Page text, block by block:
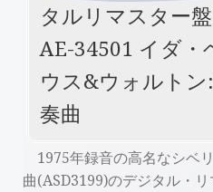
タルリマスター盤
AE-34501 イダ・
ウス&ウォルト
奏曲
1975年録音の高名なシベ
曲(ASD3199)のデジタル・